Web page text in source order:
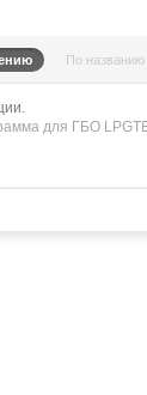
По названию
для ГБО